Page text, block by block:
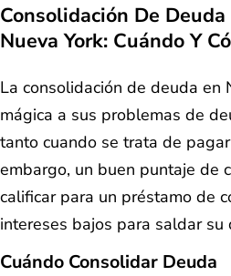
Consolidación De
Nueva York: Cuándo Y
La consolidación de deuda en
mágica a sus problemas de
tanto cuando se trata de
embargo, un buen puntaje de
calificar para un préstamo de
intereses bajos para saldar su
Cuándo Consolidar Deuda